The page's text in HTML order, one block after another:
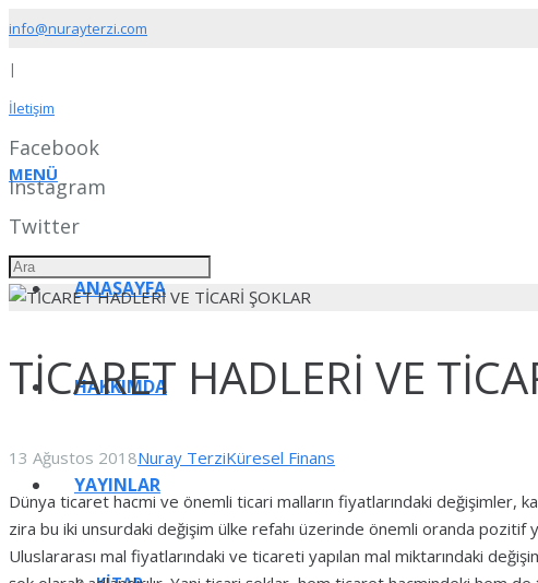
info@nurayterzi.com
|
İletişim
Facebook
Instagram
Twitter
MENÜ
ANASAYFA
HAKKIMDA
YAYINLAR
TİCARET HADLERİ VE
13 Ağustos 2018Nuray TerziKüresel Finans
Dünya ticaret hacmi ve önemli ticari malların fiyatlarındaki değişimler,
zira bu iki unsurdaki değişim ülke refahı üzerinde önemli oranda
Uluslararası mal fiyatlarındaki ve ticareti yapılan mal miktarındaki